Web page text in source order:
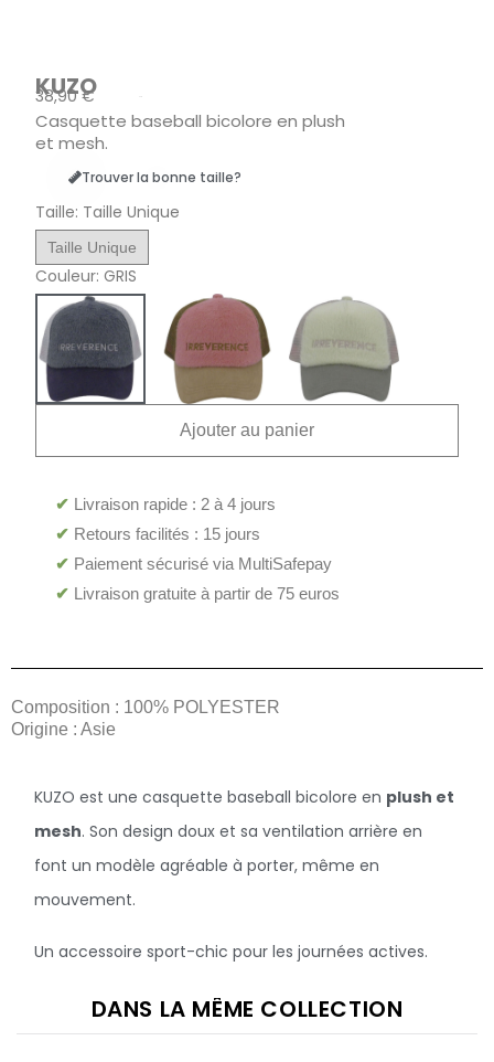
KUZO
38,90 €
Casquette baseball bicolore en plush
et mesh.
Trouver la bonne taille?
Taille Taille Unique
Taille Unique
Couleur GRIS
Ajouter au panier
✔ Livraison rapide : 2 à 4 jours
✔ Retours facilités : 15 jours
✔ Paiement sécurisé via MultiSafepay
✔ Livraison gratuite à partir de 75 euros
Composition : 100% POLYESTER
Origine : Asie
KUZO est une casquette baseball bicolore en plush et
mesh. Son design doux et sa ventilation arrière en
font un modèle agréable à porter, même en
mouvement.
Un accessoire sport-chic pour les journées actives.
DANS LA MÊME COLLECTION